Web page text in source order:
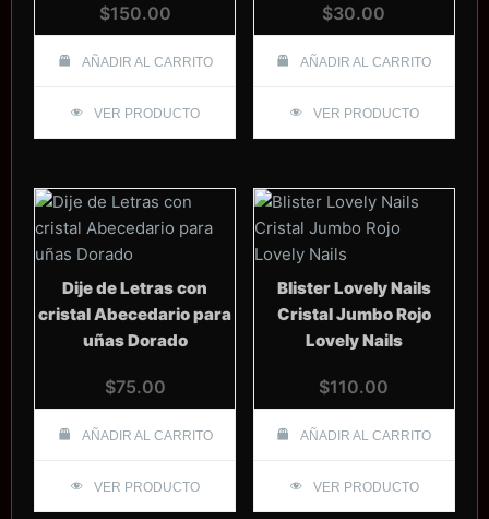
$150.00
AÑADIR AL CARRITO
VER PRODUCTO
$30.00
AÑADIR AL CARRITO
VER PRODUCTO
Dije de Letras con
cristal Abecedario para
uñas Dorado
$75.00
AÑADIR AL CARRITO
VER PRODUCTO
Blister Lovely Nails
Cristal Jumbo Rojo
Lovely Nails
$110.00
AÑADIR AL CARRITO
VER PRODUCTO